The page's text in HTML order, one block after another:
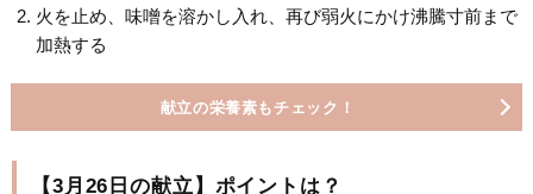
火を止め、味噌を溶かし入れ、再び弱火にかけ沸騰寸前まで
加熱する
献立の栄養素もチェック！
【3月26日の献立】ポイントは？